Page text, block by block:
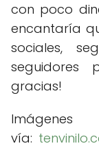
con poco
encantaría
sociales,
seguidores
gracias!
Imágenes
vía: